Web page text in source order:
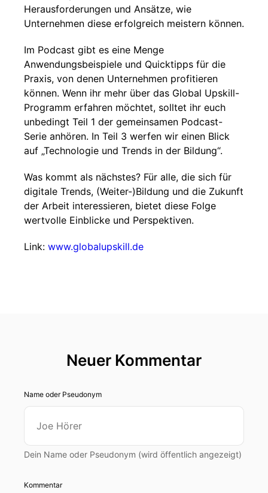
Herausforderungen und Ansätze, wie
Unternehmen diese erfolgreich meistern können.
Im Podcast gibt es eine Menge
Anwendungsbeispiele und Quicktipps für die
Praxis, von denen Unternehmen profitieren
können. Wenn ihr mehr über das Global Upskill-
Programm erfahren möchtet, solltet ihr euch
unbedingt Teil 1 der gemeinsamen Podcast-
Serie anhören. In Teil 3 werfen wir einen Blick
auf „Technologie und Trends in der Bildung“.
Was kommt als nächstes? Für alle, die sich für
digitale Trends, (Weiter-)Bildung und die Zukunft
der Arbeit interessieren, bietet diese Folge
wertvolle Einblicke und Perspektiven.
Link: www.globalupskill.de
Neuer Kommentar
Name oder Pseudonym
Dein Name oder Pseudonym (wird öffentlich angezeigt)
Kommentar